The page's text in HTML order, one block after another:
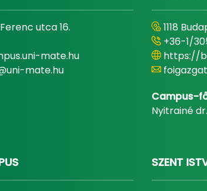
utca 16.
mate.hu
mate.hu
1118
+36-1/
https://
Campus-
Nyitrainé
SZENT